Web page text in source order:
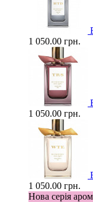
1 050.00 грн.
1 050.00 грн.
1 050.00 грн.
Нова серія